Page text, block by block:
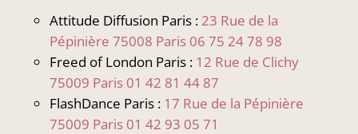
Attitude Diffusion Paris : 23 Rue de la
Pépinière 75008 Paris 06 75 24 78 98
Freed of London Paris : 12 Rue de Clichy
75009 Paris 01 42 81 44 87
FlashDance Paris : 17 Rue de la Pépinière
75009 Paris 01 42 93 05 71